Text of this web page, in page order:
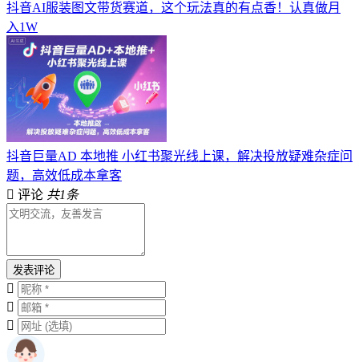
抖音AI服装图文带货赛道，这个玩法真的有点香！认真做月
入1W
抖音巨量AD 本地推 小红书聚光线上课，解决投放疑难杂症问
题，高效低成本拿客
评论 共1条
发表评论